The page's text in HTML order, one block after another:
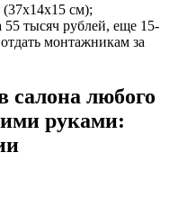
см);
55 тысяч рублей, еще 15-
монтажникам за
любого
руками: